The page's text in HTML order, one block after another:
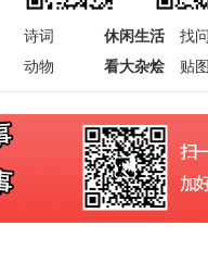
诗词
动物
休闲生活 找问
看大杂烩
贴图